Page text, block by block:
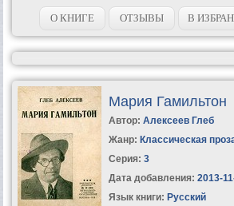
О КНИГЕ ОТЗЫВЫ В
Мария Гамильтон
Автор: Алексеев Глеб
Жанр: Классическая
Серия: 3
Дата добавления: 2013-
Язык книги: Русский